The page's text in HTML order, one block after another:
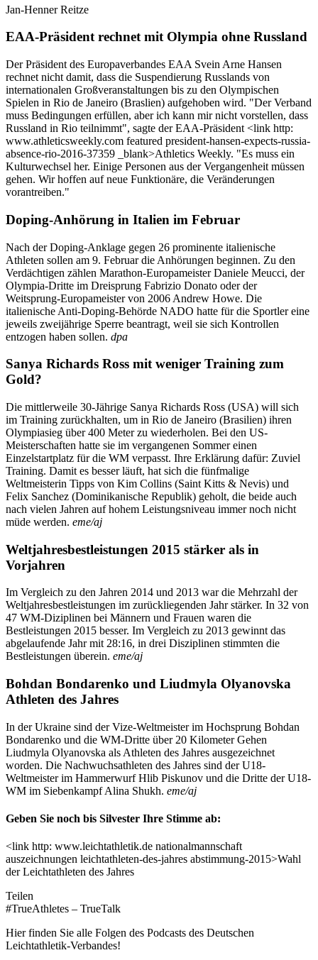
Jan-Henner Reitze
EAA-Präsident rechnet mit Olympia ohne Russland
Der Präsident des Europaverbandes EAA Svein Arne Hansen
rechnet nicht damit, dass die Suspendierung Russlands von
internationalen Großveranstaltungen bis zu den Olympischen
Spielen in Rio de Janeiro (Braslien) aufgehoben wird. "Der Verband
muss Bedingungen erfüllen, aber ich kann mir nicht vorstellen, dass
Russland in Rio teilnimmt", sagte der EAA-Präsident <link http:
www.athleticsweekly.com featured president-hansen-expects-russia-
absence-rio-2016-37359 _blank>Athletics Weekly. "Es muss ein
Kulturwechsel her. Einige Personen aus der Vergangenheit müssen
gehen. Wir hoffen auf neue Funktionäre, die Veränderungen
vorantreiben."
Doping-Anhörung in Italien im Februar
Nach der Doping-Anklage gegen 26 prominente italienische
Athleten sollen am 9. Februar die Anhörungen beginnen. Zu den
Verdächtigen zählen Marathon-Europameister Daniele Meucci, der
Olympia-Dritte im Dreisprung Fabrizio Donato oder der
Weitsprung-Europameister von 2006 Andrew Howe. Die
italienische Anti-Doping-Behörde NADO hatte für die Sportler eine
jeweils zweijährige Sperre beantragt, weil sie sich Kontrollen
entzogen haben sollen. dpa
Sanya Richards Ross mit weniger Training zum
Gold?
Die mittlerweile 30-Jährige Sanya Richards Ross (USA) will sich
im Training zurückhalten, um in Rio de Janeiro (Brasilien) ihren
Olympiasieg über 400 Meter zu wiederholen. Bei den US-
Meisterschaften hatte sie im vergangenen Sommer einen
Einzelstartplatz für die WM verpasst. Ihre Erklärung dafür: Zuviel
Training. Damit es besser läuft, hat sich die fünfmalige
Weltmeisterin Tipps von Kim Collins (Saint Kitts & Nevis) und
Felix Sanchez (Dominikanische Republik) geholt, die beide auch
nach vielen Jahren auf hohem Leistungsniveau immer noch nicht
müde werden. eme/aj
Weltjahresbestleistungen 2015 stärker als in
Vorjahren
Im Vergleich zu den Jahren 2014 und 2013 war die Mehrzahl der
Weltjahresbestleistungen im zurückliegenden Jahr stärker. In 32 von
47 WM-Diziplinen bei Männern und Frauen waren die
Bestleistungen 2015 besser. Im Vergleich zu 2013 gewinnt das
abgelaufende Jahr mit 28:16, in drei Disziplinen stimmten die
Bestleistungen überein. eme/aj
Bohdan Bondarenko und Liudmyla Olyanovska
Athleten des Jahres
In der Ukraine sind der Vize-Weltmeister im Hochsprung Bohdan
Bondarenko und die WM-Dritte über 20 Kilometer Gehen
Liudmyla Olyanovska als Athleten des Jahres ausgezeichnet
worden. Die Nachwuchsathleten des Jahres sind der U18-
Weltmeister im Hammerwurf Hlib Piskunov und die Dritte der U18-
WM im Siebenkampf Alina Shukh. eme/aj
Geben Sie noch bis Silvester Ihre Stimme ab:
<link http: www.leichtathletik.de nationalmannschaft
auszeichnungen leichtathleten-des-jahres abstimmung-2015>Wahl
der Leichtathleten des Jahres
Teilen
#TrueAthletes – TrueTalk
Hier finden Sie alle Folgen des Podcasts des Deutschen
Leichtathletik-Verbandes!